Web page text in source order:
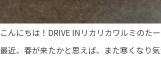
こんにちは！DRIVE INリカリカワルミのた
最近、春が来たかと思えば、また寒くなり